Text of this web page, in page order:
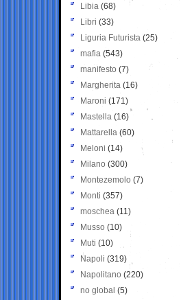
Libia (68)
Libri (33)
Liguria Futurista (25)
mafia (543)
manifesto (7)
Margherita (16)
Maroni (171)
Mastella (16)
Mattarella (60)
Meloni (14)
Milano (300)
Montezemolo (7)
Monti (357)
moschea (11)
Musso (10)
Muti (10)
Napoli (319)
Napolitano (220)
no global (5)